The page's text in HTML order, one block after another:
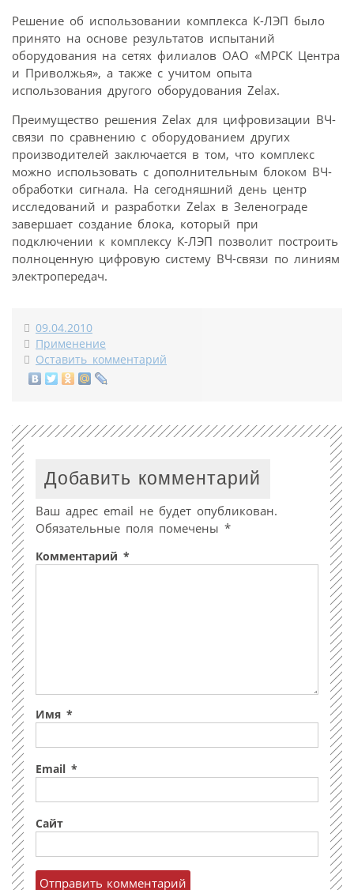
Решение об использовании комплекса К-ЛЭП было
принято на основе результатов испытаний
оборудования на сетях филиалов ОАО «МРСК Центра
и Приволжья», а также с учитом опыта
использования другого оборудования Zelax.
Преимущество решения Zelax для цифровизации ВЧ-
связи по сравнению с оборудованием других
производителей заключается в том, что комплекс
можно использовать с дополнительным блоком ВЧ-
обработки сигнала. На сегодняшний день центр
исследований и разработки Zelax в Зеленограде
завершает создание блока, который при
подключении к комплексу К-ЛЭП позволит построить
полноценную цифровую систему ВЧ-связи по линиям
электропередач.
09.04.2010
Применение
Оставить комментарий
Добавить комментарий
Ваш адрес email не будет опубликован.
Обязательные поля помечены *
Комментарий *
Имя *
Email *
Сайт